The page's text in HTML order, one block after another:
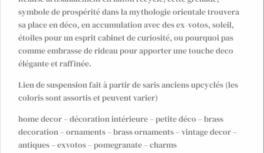
symbole de prospérité dans la mythologie orientale trouvera
sa place en déco, en accumulation avec des ex-votos, soleil,
étoiles pour un esprit cabinet de curiosité, ou pourquoi pas
comme embrasse de rideau pour apporter une touche deco
élégante et raffinée.
Lien de suspension fait à partir de saris anciens upcyclés (les
coloris sont assortis et peuvent varier)
home decor – décoration intérieure – petite déco – brass
decoration – ornaments – brass ornaments – vintage decor –
antiques – exvotos – pomegranate – charms